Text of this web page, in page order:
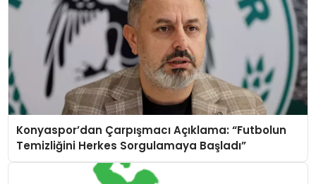
Konyaspor’dan Çarpışmacı Açıklama: “Futbolun
Temizliğini Herkes Sorgulamaya Başladı”